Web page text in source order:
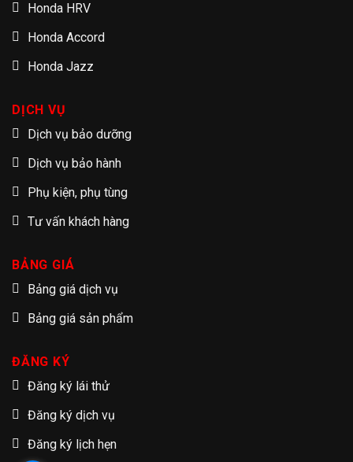
Honda HRV
Honda Accord
Honda Jazz
DỊCH VỤ
Dịch vụ bảo dưỡng
Dịch vụ bảo hành
Phụ kiện, phụ tùng
Tư vấn khách hàng
BẢNG GIÁ
Bảng giá dịch vụ
Bảng giá sản phẩm
ĐĂNG KÝ
Đăng ký lái thử
Đăng ký dịch vụ
Đăng ký lịch hẹn